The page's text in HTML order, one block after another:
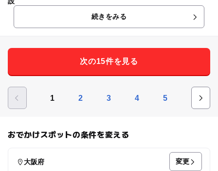
続きをみる
次の15件を見る
1 2 3 4 5
おでかけスポットの条件を変える
大阪府 変更